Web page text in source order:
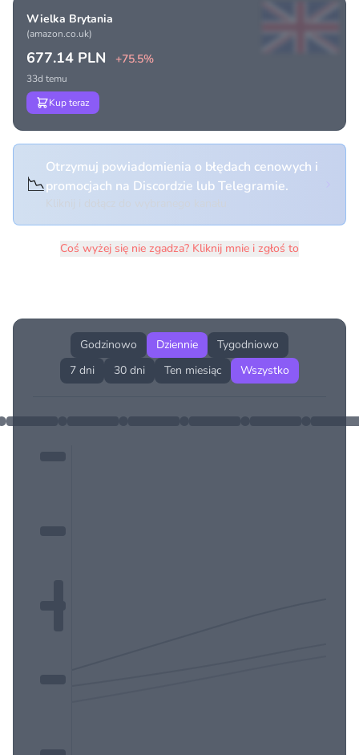
Wielka Brytania
(amazon.co.uk)
677.14 PLN +75.5%
33d temu
Kup teraz
📉
Otrzymuj powiadomienia o błędach cenowych i
promocjach na Discordzie lub Telegramie.
Coś wyżej się nie zgadza? Kliknij mnie i zgłoś to
Godzinowo Dziennie
Tygodniowo
7 dni
30 dni Ten miesiąc Wszystko